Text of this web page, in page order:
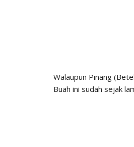
Walaupun Pinang
Buah ini sudah sejak